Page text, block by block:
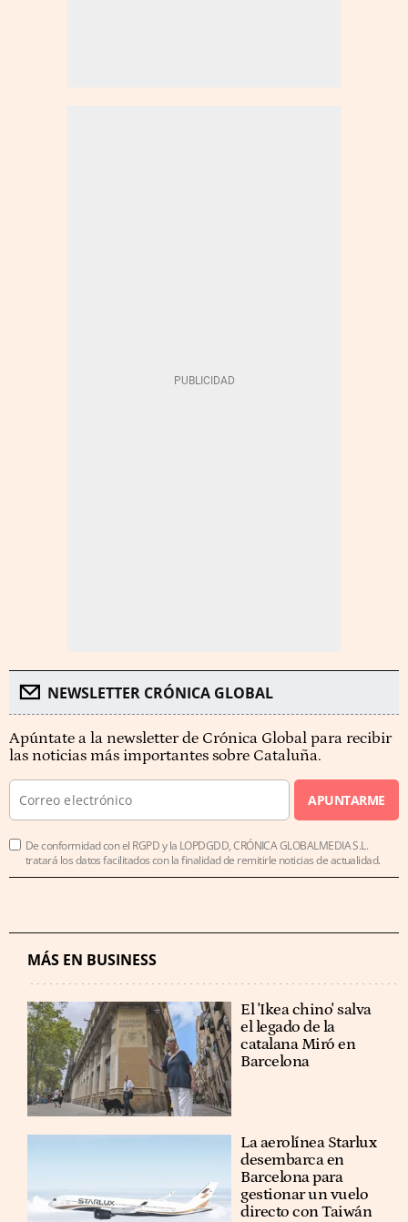
NEWSLETTER CRÓNICA GLOBAL
Apúntate a la newsletter de Crónica Global para recibir
las noticias más importantes sobre Cataluña.
APUNTARME
De conformidad con el RGPD y la LOPDGDD, CRÓNICA GLOBALMEDIA S.L.
tratará los datos facilitados con la finalidad de remitirle noticias de actualidad.
MÁS EN BUSINESS
El 'Ikea chino' salva
el legado de la
catalana Miró en
Barcelona
La aerolínea Starlux
desembarca en
Barcelona para
gestionar un vuelo
directo con Taiwán